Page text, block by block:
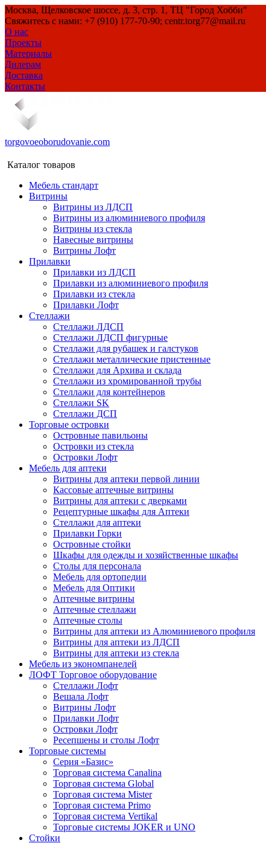
Москва, Щелковское шоссе, д. 3, стр. 1, ТЦ "Город Хобби"
Свяжитесь с нами: +7 (910) 177-70-90; centr.torg77@mail.ru
О нас
Проекты
Материалы
Дилерам
Доставка
Контакты
torgovoeoborudovanie.com
Каталог товаров
Мебель стандарт
Витрины
Витрины из ЛДСП
Витрины из алюминиевого профиля
Витрины из стекла
Навесные витрины
Витрины Лофт
Прилавки
Прилавки из ЛДСП
Прилавки из алюминиевого профиля
Прилавки из стекла
Прилавки Лофт
Стеллажи
Стеллажи ЛДСП
Стеллажи ЛДСП фигурные
Стеллажи для рубашек и галстуков
Стеллажи металлические пристенные
Стеллажи для Архива и склада
Стеллажи из хромированной трубы
Стеллажи для контейнеров
Стеллажи SK
Стеллажи ДСП
Торговые островки
Островные павильоны
Островки из стекла
Островки Лофт
Мебель для аптеки
Витрины для аптеки первой линии
Кассовые аптечные витрины
Витрины для аптеки с дверками
Рецептурные шкафы для Аптеки
Стеллажи для аптеки
Прилавки Горки
Островные стойки
Шкафы для одежды и хозяйственные шкафы
Столы для персонала
Мебель для ортопедии
Мебель для Оптики
Аптечные витрины
Аптечные стеллажи
Аптечные столы
Витрины для аптеки из Алюминиевого профиля
Витрины для аптеки из ЛДСП
Витрины для аптеки из стекла
Мебель из экономпанелей
ЛОФТ Торговое оборудование
Стеллажи Лофт
Вешала Лофт
Витрины Лофт
Прилавки Лофт
Островки Лофт
Ресепшены и столы Лофт
Торговые системы
Серия «Базис»
Торговая система Canalina
Торговая система Global
Торговая система Mister
Торговая система Primo
Торговая система Vertikal
Торговые системы JOKER и UNO
Стойки